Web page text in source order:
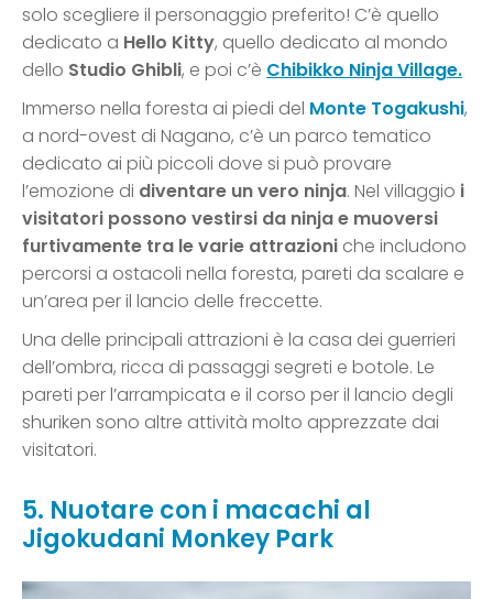
solo scegliere il personaggio preferito! C’è quello
dedicato a Hello Kitty, quello dedicato al mondo
dello Studio Ghibli, e poi c’è Chibikko Ninja Village.
Immerso nella foresta ai piedi del Monte Togakushi,
a nord-ovest di Nagano, c’è un parco tematico
dedicato ai più piccoli dove si può provare
l’emozione di diventare un vero ninja. Nel villaggio i
visitatori possono vestirsi da ninja e muoversi
furtivamente tra le varie attrazioni che includono
percorsi a ostacoli nella foresta, pareti da scalare e
un’area per il lancio delle freccette.
Una delle principali attrazioni è la casa dei guerrieri
dell’ombra, ricca di passaggi segreti e botole. Le
pareti per l’arrampicata e il corso per il lancio degli
shuriken sono altre attività molto apprezzate dai
visitatori.
5. Nuotare con i macachi al
Jigokudani Monkey Park